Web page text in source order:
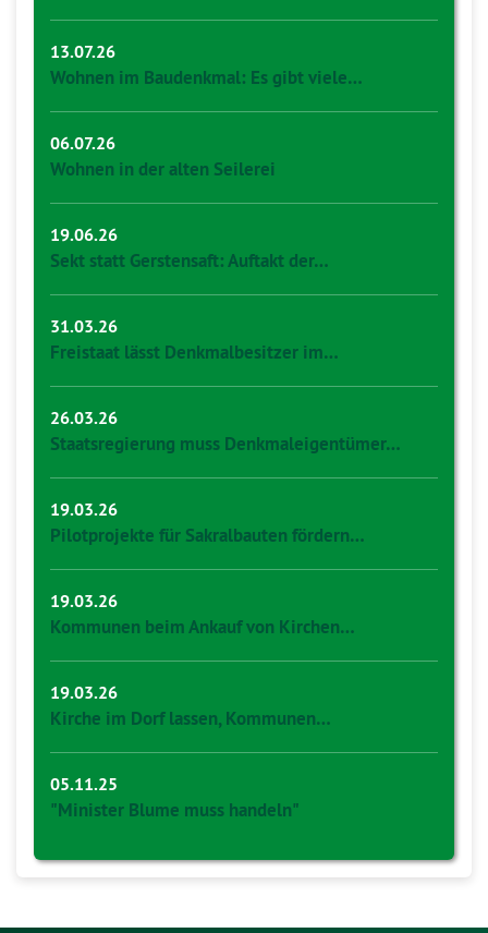
13.07.26
Wohnen im Baudenkmal: Es gibt viele…
06.07.26
Wohnen in der alten Seilerei
19.06.26
Sekt statt Gerstensaft: Auftakt der…
31.03.26
Freistaat lässt Denkmalbesitzer im…
26.03.26
Staatsregierung muss Denkmaleigentümer…
19.03.26
Pilotprojekte für Sakralbauten fördern…
19.03.26
Kommunen beim Ankauf von Kirchen…
19.03.26
Kirche im Dorf lassen, Kommunen…
05.11.25
"Minister Blume muss handeln"